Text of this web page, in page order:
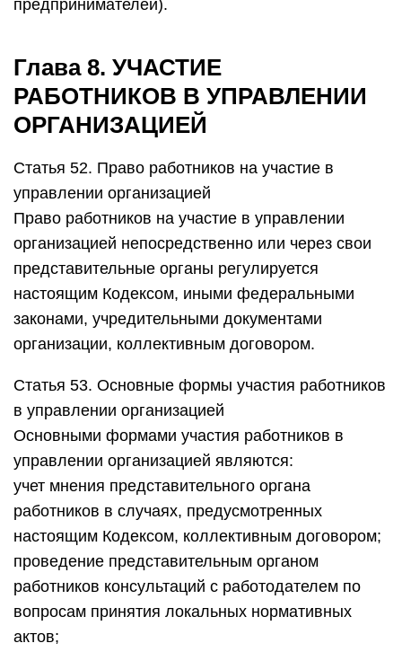
предпринимателей).
Глава 8. УЧАСТИЕ
РАБОТНИКОВ В УПРАВЛЕНИИ
ОРГАНИЗАЦИЕЙ
Статья 52. Право работников на участие в
управлении организацией
Право работников на участие в управлении
организацией непосредственно или через свои
представительные органы регулируется
настоящим Кодексом, иными федеральными
законами, учредительными документами
организации, коллективным договором.
Статья 53. Основные формы участия работников
в управлении организацией
Основными формами участия работников в
управлении организацией являются:
учет мнения представительного органа
работников в случаях, предусмотренных
настоящим Кодексом, коллективным договором;
проведение представительным органом
работников консультаций с работодателем по
вопросам принятия локальных нормативных
актов;